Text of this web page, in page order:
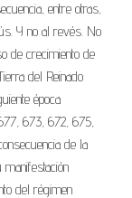
entre otras,
Y no al revés. No
de crecimiento de
del Reinado
época
673, 672, 675,
de la
del régimen